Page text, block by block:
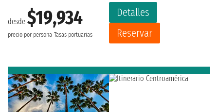
desde $19,934
precio por persona Tasas portuarias
Detalles
Reservar